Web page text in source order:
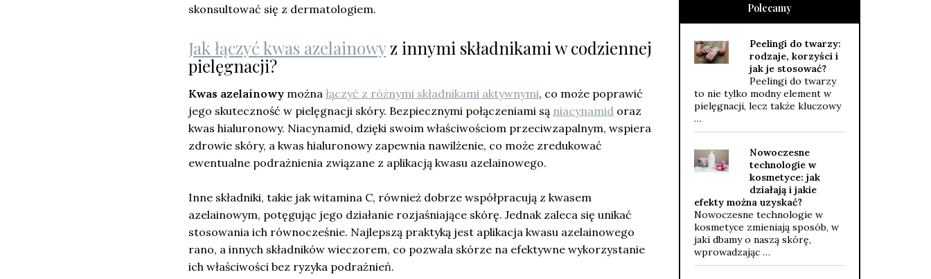
skonsultować się z dermatologiem.
Jak łączyć kwas azelainowyz innymi składnikami w codziennej
pielęgnacji?
Kwas azelainowy można łączyć z różnymi składnikami aktywnymi, co może poprawić
jego skuteczność w pielęgnacji skóry. Bezpiecznymi połączeniami są niacynamid oraz
kwas hialuronowy. Niacynamid, dzięki swoim właściwościom przeciwzapalnym, wspiera
zdrowie skóry, a kwas hialuronowy zapewnia nawilżenie, co może zredukować
ewentualne podrażnienia związane z aplikacją kwasu azelainowego.
Inne składniki, takie jak witamina C, również dobrze współpracują z kwasem
azelainowym, potęgując jego działanie rozjaśniające skórę. Jednak zaleca się unikać
stosowania ich równocześnie. Najlepszą praktyką jest aplikacja kwasu azelainowego
rano, a innych składników wieczorem, co pozwala skórze na efektywne wykorzystanie
ich właściwości bez ryzyka podrażnień.
Polecamy
Peelingi do twarzy:
rodzaje, korzyści i
jak je stosować?
Peelingi do twarzy
to nie tylko modny element w
pielęgnacji, lecz także kluczowy
…
Nowoczesne
technologie w
kosmetyce: jak
działają i jakie
efekty można uzyskać?
Nowoczesne technologie w
kosmetyce zmieniają sposób, w
jaki dbamy o naszą skórę,
wprowadzając …